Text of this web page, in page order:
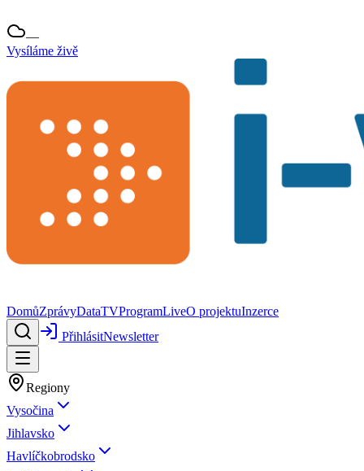
—
Vysíláme živě
DomůZprávyDataTVProgramLiveO projektuInzerce
PřihlásitNewsletter
Regiony
Vysočina
Jihlavsko
Havlíčkobrodsko